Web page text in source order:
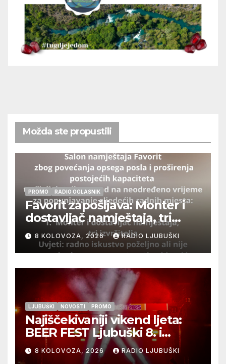
Možda ste propustili
PROMO RADIO OGLASNIK
Favorit zapošljava: Monter i
dostavljač namještaja, tri
izvršitelja
8 KOLOVOZA, 2026 RADIO LJUBUŠKI
LJUBUŠKI NOVOSTI PROMO
Najiščekivaniji vikend ljeta:
BEER FEST Ljubuški 8. i
9.kolovoza
8 KOLOVOZA, 2026 RADIO LJUBUŠKI